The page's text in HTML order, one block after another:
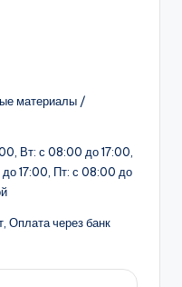
материалы /
Вт: с 08:00 до 17:00,
17:00, Пт: с 08:00 до
Оплата через банк